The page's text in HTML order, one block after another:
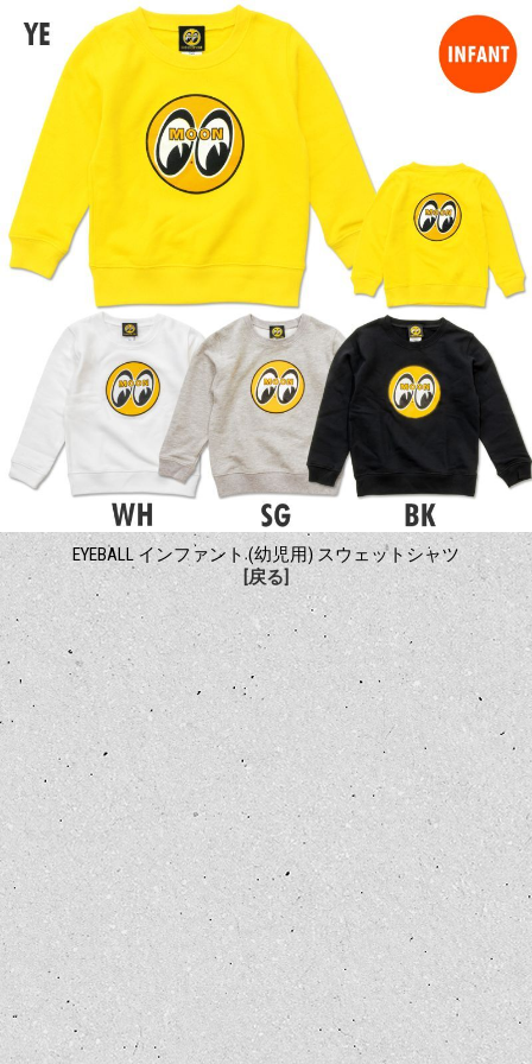
EYEBALL インファント (幼児用) スウェットシャツ
[戻る]